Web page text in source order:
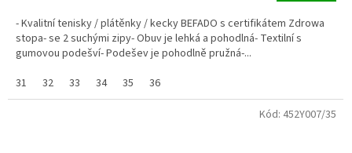
- Kvalitní tenisky / plátěnky / kecky BEFADO s certifikátem Zdrowa
stopa- se 2 suchými zipy- Obuv je lehká a pohodlná- Textilní s
gumovou podešví- Podešev je pohodlně pružná-...
31
32 33 34 35 36
Kód: 452Y007/35